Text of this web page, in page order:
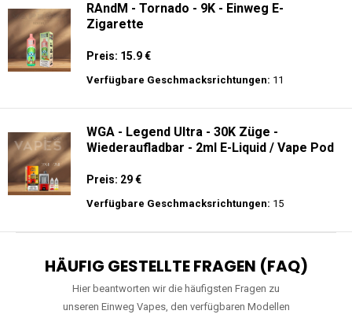
RAndM - Tornado - 9K - Einweg E-
Zigarette
Preis: 15.9 €
Verfügbare Geschmacksrichtungen: 11
WGA - Legend Ultra - 30K Züge -
Wiederaufladbar - 2ml E-Liquid / Vape Pod
Preis: 29 €
Verfügbare Geschmacksrichtungen: 15
HÄUFIG GESTELLTE FRAGEN (FAQ)
Hier beantworten wir die häufigsten Fragen zu
unseren Einweg Vapes, den verfügbaren Modellen